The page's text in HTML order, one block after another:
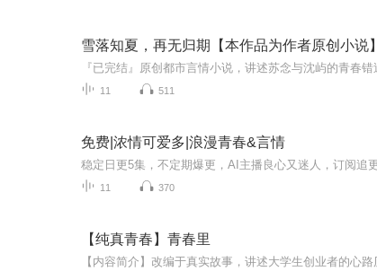
雪落知夏，再无归期【本作品为作者原创小说】
11 511
免费|浓情可爱多|浪漫青春&言情
11 370
【纯真青春】青春里